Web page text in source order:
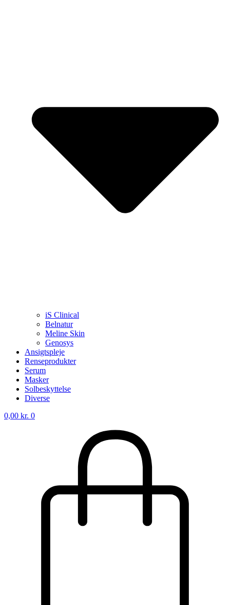
iS Clinical
Belnatur
Meline Skin
Genosys
Ansigtspleje
Renseprodukter
Serum
Masker
Solbeskyttelse
Diverse
0,00 kr. 0